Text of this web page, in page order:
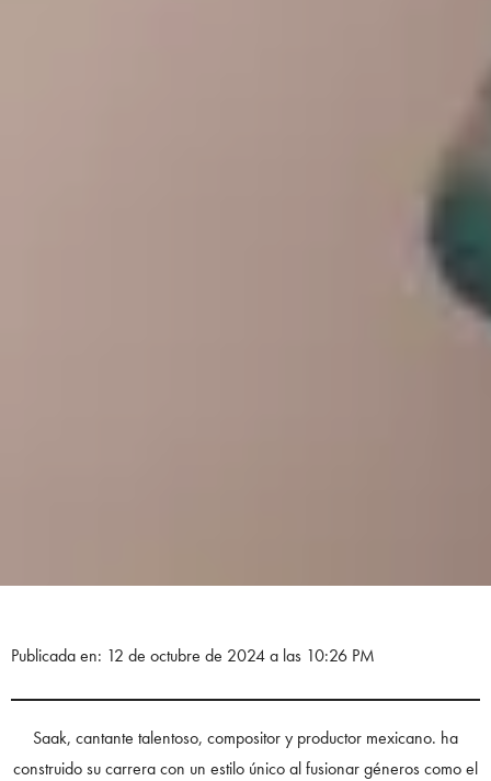
Publicada en: 12 de octubre de 2024 a las 10:26 PM
Saak, cantante talentoso, compositor y productor mexicano. ha
construido su carrera con un estilo único al fusionar géneros como el